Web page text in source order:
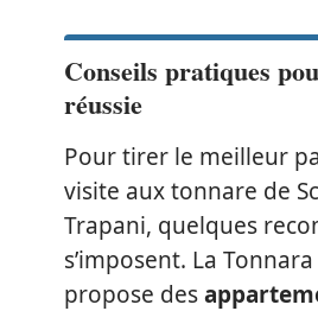
Conseils pratiques
réussie
Pour tirer le meilleur
visite aux tonnare de
Trapani, quelques
s’imposent. La
propose des